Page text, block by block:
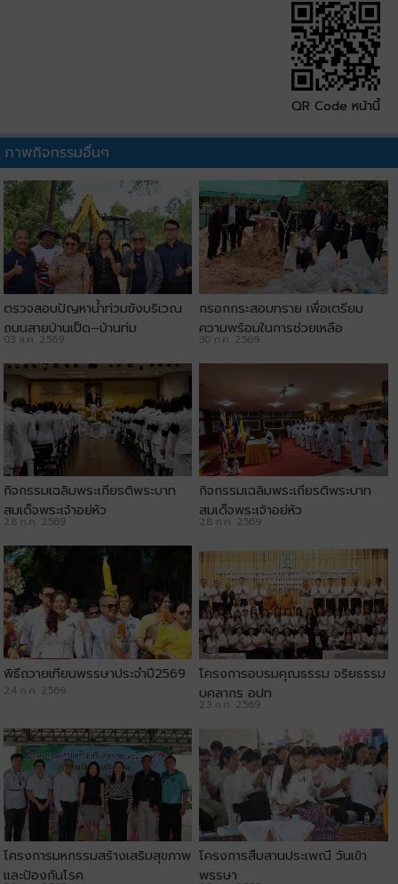
QR Code หน้านี้
ภาพกิจกรรมอื่นๆ
ตรวจสอบปัญหาน้ำท่วมขังบริเวณ
ถนนสายบ้านเป็ด–บ้านทุ่ม
03 ส.ค. 2569
กรอกกระสอบทราย เพื่อเตรียม
ความพร้อมในการช่วยเหลือ
ประชาชน
30 ก.ค. 2569
กิจกรรมเฉลิมพระเกียรติพระบาท
สมเด็จพระเจ้าอยู่หัว
28 ก.ค. 2569
กิจกรรมเฉลิมพระเกียรติพระบาท
สมเด็จพระเจ้าอยู่หัว
28 ก.ค. 2569
พิธีถวายเทียนพรรษาประจำปี2569
24 ก.ค. 2569
โครงการอบรมคุณธรรม จริยธรรม
บุคลากร อปท
23 ก.ค. 2569
โครงการมหกรรมสร้างเสริมสุขภาพ
และป้องกันโรค
โครงการสืบสานประเพณี วันเข้า
พรรษา